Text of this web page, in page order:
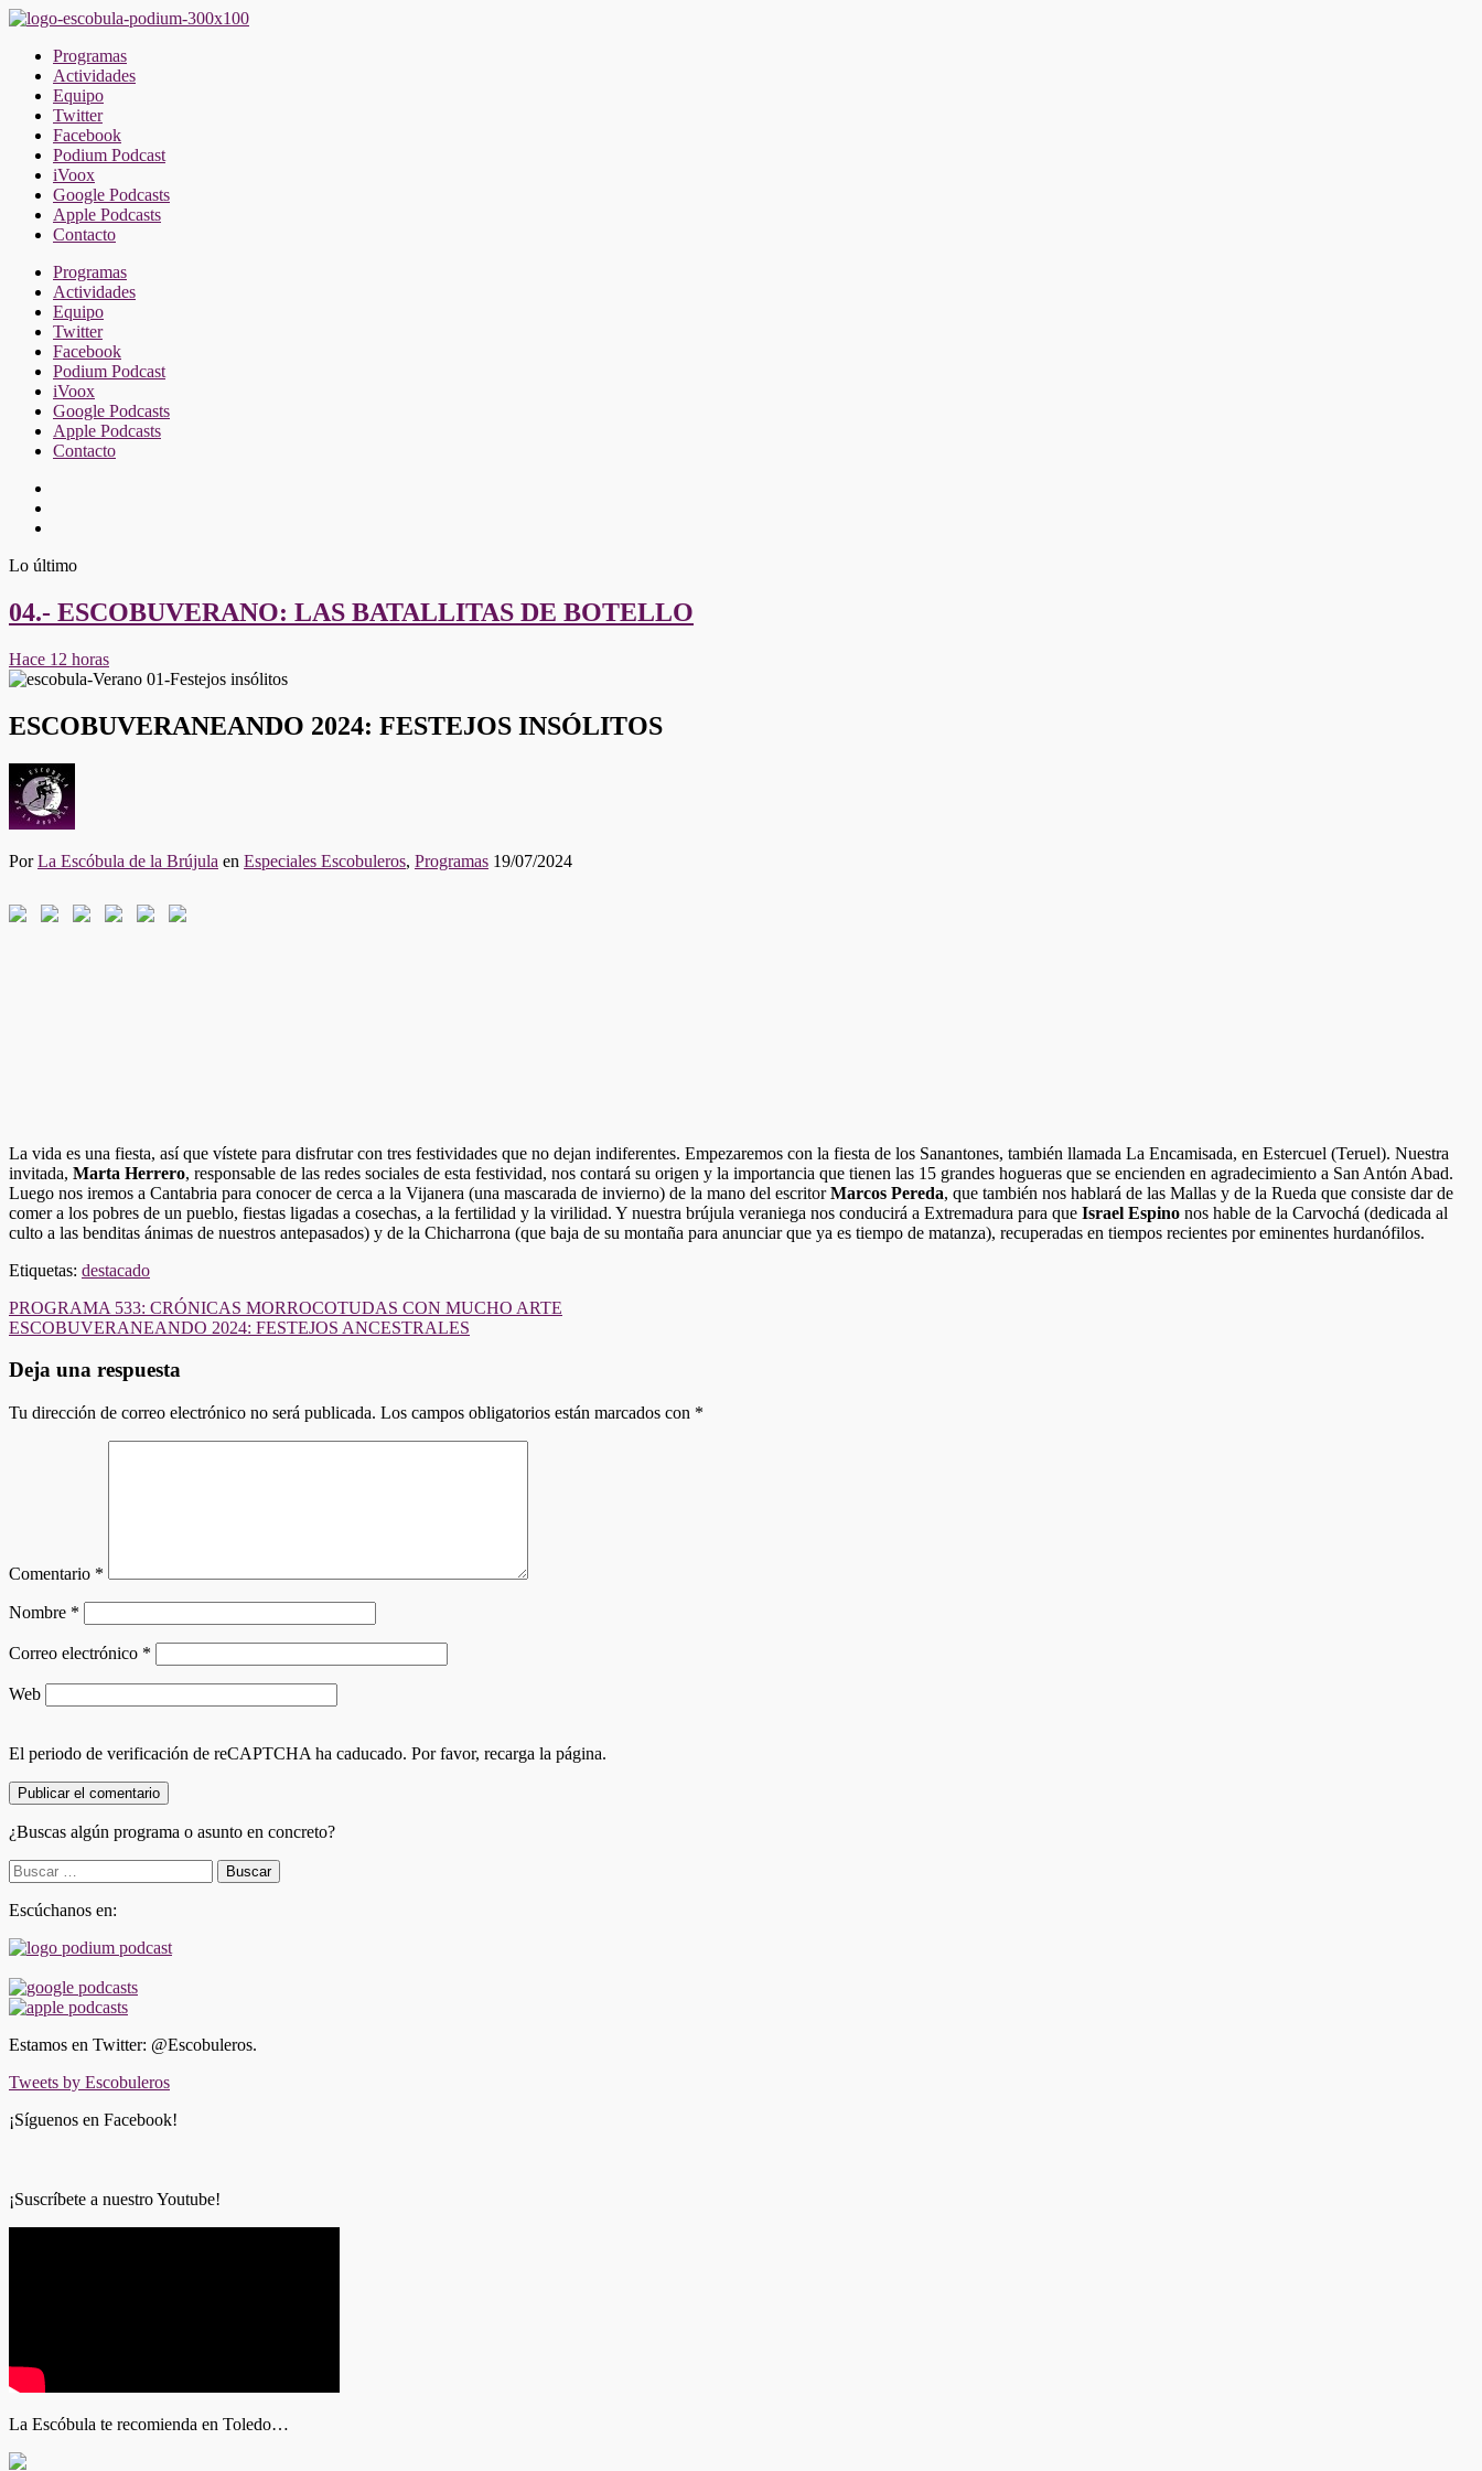
Saltar
contenidoProgramas
Actividades
Equipo
Twitter
Facebook
Podium Podcast
iVoox
Google Podcasts
Apple Podcasts
Contacto
Programas
Actividades
Equipo
Twitter
Facebook
Podium Podcast
iVoox
Google Podcasts
Apple Podcasts
Contacto
Lo último
04.- ESCOBUVERANO: LAS BATALLITAS DE BOTELLO
Hace 12 horas
ESCOBUVERANEANDO 2024: FESTEJOS INSÓLITOS
PorLa Escóbula de la Brújula en Especiales Escobuleros, Programas 19/07/2024
La vida es una fiesta, así que vístete para disfrutar con tres festividades que no dejan indiferentes. Empezaremos con la fiesta de los Sanantones, también llamada La Encamisada, en Estercuel (Teruel). Nuestra
invitada, Marta Herrero, responsable de las redes sociales de esta festividad, nos contará su origen y la importancia que tienen las 15 grandes hogueras que se encienden en agradecimiento a San Antón Abad.
Luego nos iremos a Cantabria para conocer de cerca a la Vijanera (una mascarada de invierno) de la mano del escritorMarcos Pereda, que también nos hablará de las Mallas y de la Rueda que consiste dar de
comer a los pobres de un pueblo, fiestas ligadas a cosechas, a la fertilidad y la virilidad. Y nuestra brújula veraniega nos conducirá a Extremadura para que Israel Espino nos hable de la Carvochá (dedicada al
culto a las benditas ánimas de nuestros antepasados) y de la Chicharrona (que baja de su montaña para anunciar que ya es tiempo de matanza), recuperadas en tiempos recientes por eminentes hurdanófilos.
Etiquetas: destacado
Navegación
de
entradas
PROGRAMA 533: CRÓNICAS MORROCOTUDAS CON MUCHO ARTE
ESCOBUVERANEANDO 2024: FESTEJOS ANCESTRALES
Deja una respuesta
Tu dirección de correo electrónico no será publicada. Los campos obligatorios están marcados con *
Comentario *
Nombre *
Correo electrónico *
Web
El periodo de verificación de reCAPTCHA ha caducado. Por favor, recarga la página.
¿Buscas algún programa o asunto en concreto?
Buscar:
Escúchanos en:
Estamos en Twitter: @Escobuleros.
Tweets by Escobuleros
¡Síguenos en Facebook!
¡Suscríbete a nuestro Youtube!
La Escóbula te recomienda en Toledo…